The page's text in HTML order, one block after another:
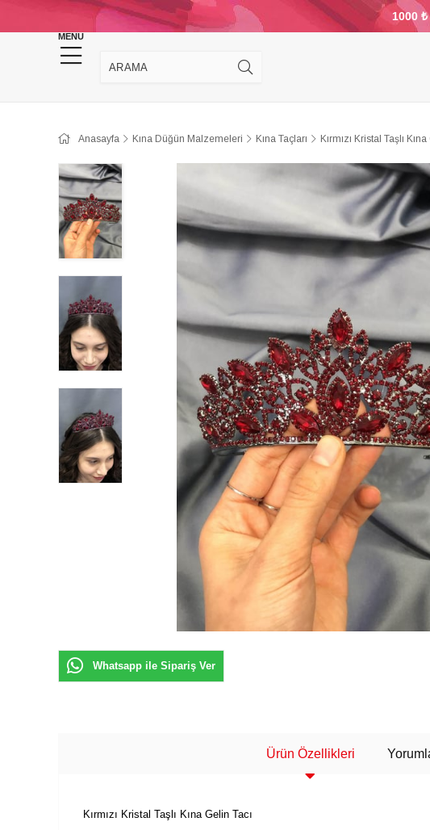
1000 ₺
MENU
KINA DÜĞÜN MALZEMELERİ TAKI MALZEMELERİ
Anasayfa Kına Düğün Malzemeleri Kına Taçları Kırmızı Kristal Taşlı
Whatsapp ile Sipariş Ver
Ürün Özellikleri
Kırmızı Kristal Taşlı Kına Gelin Tacı